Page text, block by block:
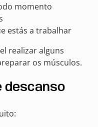
momento
estás a trabalhar
realizar alguns
os músculos.
descanso